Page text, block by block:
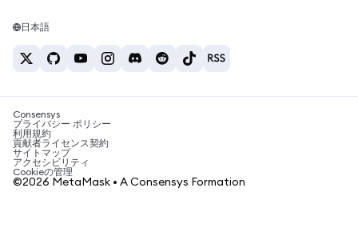
キャリア
お問い合わせ
Tetherの価格
BTC→INR
ETH→USDT
USDTの購入
SHIBの購入
BNBの購入
Solanaウォレット
税制関連ニュース
暗号資産の購入方法は？
ビットコインを売るには？
日本語
Consensys
プライバシー ポリシー
利用規約
貢献者ライセンス契約
サイトマップ
アクセシビリティ
Cookieの管理
©2026 MetaMask • A Consensys Formation